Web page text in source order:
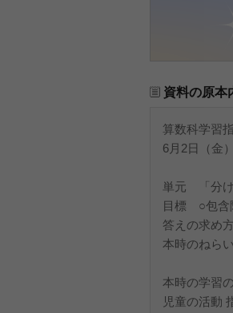
資料の原本
算数科学習
6月2日（金
単元 「分け
目標 ○包含
答えの求め
本時のねら
○包含除
本時の学習
児童の活動